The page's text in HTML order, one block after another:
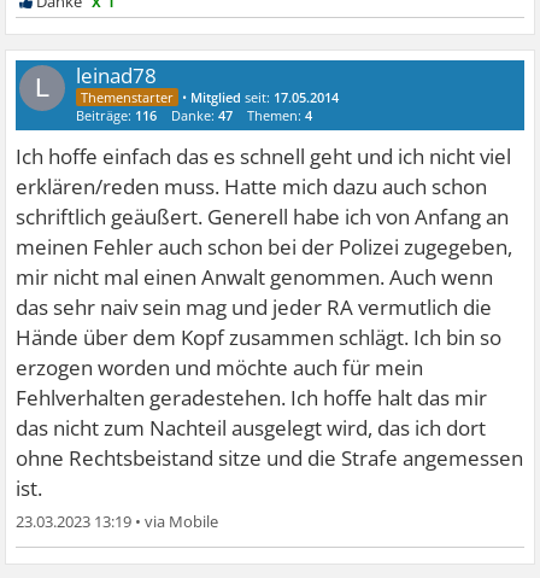
L leinad78
• Mitglied seit: 17.05.2014
Beiträge: 116 Danke:47 Themen:4
Ich hoffe einfach das es schnell geht und ich nicht viel
erklären/reden muss. Hatte mich dazu auch schon
schriftlich geäußert. Generell habe ich von Anfang an
meinen Fehler auch schon bei der Polizei zugegeben,
mir nicht mal einen Anwalt genommen. Auch wenn
das sehr naiv sein mag und jeder RA vermutlich die
Hände über dem Kopf zusammen schlägt. Ich bin so
erzogen worden und möchte auch für mein
Fehlverhalten geradestehen. Ich hoffe halt das mir
das nicht zum Nachteil ausgelegt wird, das ich dort
ohne Rechtsbeistand sitze und die Strafe angemessen
ist.
23.03.2023 13:19 •